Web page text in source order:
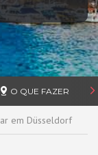
O QUE FAZER
em Düsseldorf